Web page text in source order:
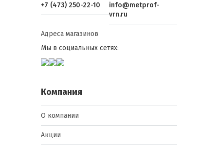
+7 (473) 250-22-10
info@metprof-
vrn.ru
Адреса магазинов
Мы в социальных сетях:
Компания
О компании
Акции